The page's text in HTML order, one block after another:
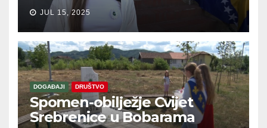
JUL 15, 2025
DOGAĐAJI DRUŠTVO
Spomen-obilježje Cvijet
Srebrenice u Bobarama